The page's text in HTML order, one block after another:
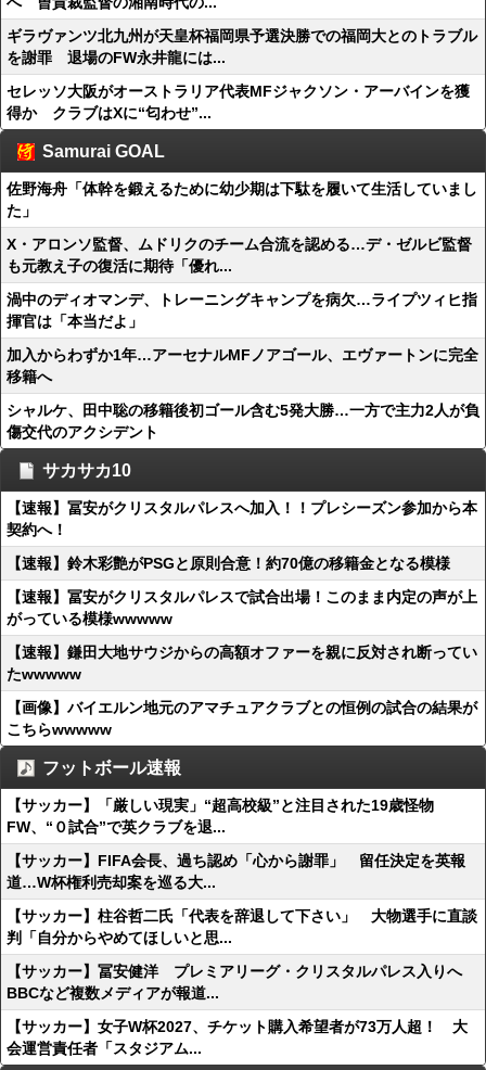
ギラヴァンツ北九州が天皇杯福岡県予選決勝での福岡大とのトラブル
を謝罪 退場のFW永井龍には...
セレッソ大阪がオーストラリア代表MFジャクソン・アーバインを獲
得か クラブはXに“匂わせ”...
Samurai GOAL
佐野海舟「体幹を鍛えるために幼少期は下駄を履いて生活していまし
た」
X・アロンソ監督、ムドリクのチーム合流を認める…デ・ゼルビ監督
も元教え子の復活に期待「優れ...
渦中のディオマンデ、トレーニングキャンプを病欠…ライプツィヒ指
揮官は「本当だよ」
加入からわずか1年…アーセナルMFノアゴール、エヴァートンに完全
移籍へ
シャルケ、田中聡の移籍後初ゴール含む5発大勝…一方で主力2人が負
傷交代のアクシデント
サカサカ10
【速報】冨安がクリスタルパレスへ加入！！プレシーズン参加から本
契約へ！
【速報】鈴木彩艶がPSGと原則合意！約70億の移籍金となる模様
【速報】冨安がクリスタルパレスで試合出場！このまま内定の声が上
がっている模様wwwww
【速報】鎌田大地サウジからの高額オファーを親に反対され断ってい
たwwwww
【画像】バイエルン地元のアマチュアクラブとの恒例の試合の結果が
こちらwwwww
フットボール速報
【サッカー】「厳しい現実」“超高校級”と注目された19歳怪物
FW、“０試合”で英クラブを退...
【サッカー】FIFA会長、過ち認め「心から謝罪」 留任決定を英報
道…W杯権利売却案を巡る大...
【サッカー】柱谷哲二氏「代表を辞退して下さい」 大物選手に直談
判「自分からやめてほしいと思...
【サッカー】冨安健洋 プレミアリーグ・クリスタルパレス入りへ
BBCなど複数メディアが報道...
【サッカー】女子W杯2027、チケット購入希望者が73万人超！ 大
会運営責任者「スタジアム...